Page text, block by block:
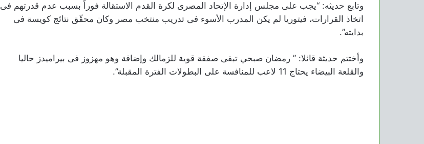
وتابع حديثه: “يجب على مجلس إدارة الإتحاد المصرى لكرة القدم الاستقالة فوراً بسبب عدم قدرتهم فى
اتخاذ القرارات، فيتوريا لم يكن المدرب الأسوء فى تدريب منتخب مصر وكان محقّق نتائج كويسة فى
بدايته”.
وأختتم حديثة قائلا: ” رمضان صبحي تبقى صفقة قوية للزمالك وإضافة وهو مهزوز فى بيراميدز حاليا
والقلعة البيضاء يحتاج 11 لاعب للمنافسة على البطولات الفترة المقبلة”.